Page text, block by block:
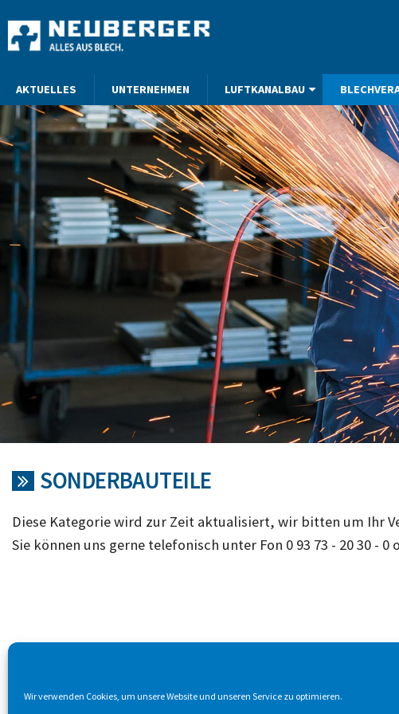
Wir verwenden Cookies, um unsere Website und unseren Service zu optimieren.
AKTUELLES UNTERNEHMEN LUFTKANALBAU
SONDERBAUTEILE
Diese Kategorie wird zur Zeit aktualisiert, wir bitten um Ihr
Sie können uns gerne telefonisch unter Fon 0 93 73 - 20 30 - 0